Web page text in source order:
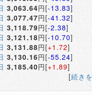
3,063.64円[-13.83]
3,077.47円[-41.32]
3,118.79円[-2.38]
3,121.18円[-10.70]
3,131.88円[+1.72]
3,130.16円[-55.24]
3,185.40円[+1.89]
[続き